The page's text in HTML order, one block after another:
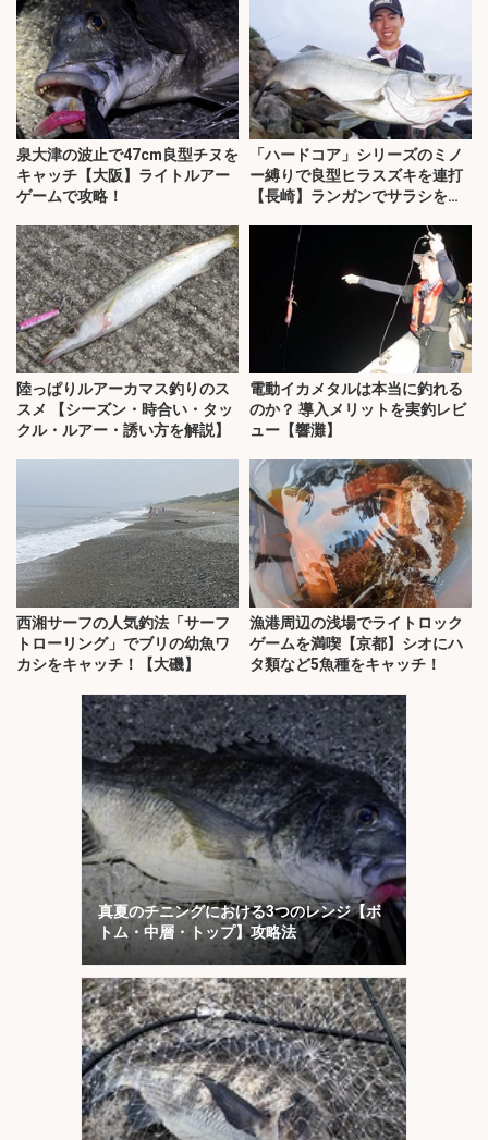
泉大津の波止で47cm良型チヌを
キャッチ【大阪】ライトルアー
ゲームで攻略！
「ハードコア」シリーズのミノ
ー縛りで良型ヒラスズキを連打
【長崎】ランガンでサラシを攻
陸っぱりルアーカマス釣りのス
スメ 【シーズン・時合い・タッ
クル・ルアー・誘い方を解説】
電動イカメタルは本当に釣れる
のか？ 導入メリットを実釣レビ
ュー【響灘】
西湘サーフの人気釣法「サーフ
トローリング」でブリの幼魚ワ
カシをキャッチ！【大磯】
漁港周辺の浅場でライトロック
ゲームを満喫【京都】シオにハ
タ類など5魚種をキャッチ！
真夏のチニングにおける3つのレンジ【ボ
トム・中層・トップ】攻略法